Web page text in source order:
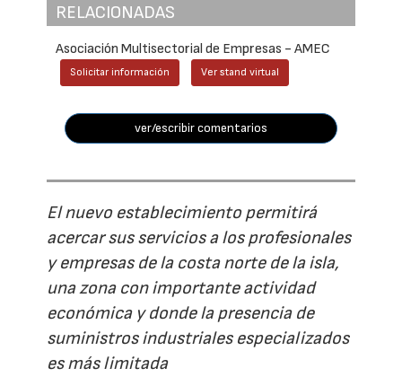
RELACIONADAS
Asociación Multisectorial de Empresas - AMEC
Solicitar información Ver stand virtual
ver/escribir comentarios
El nuevo establecimiento permitirá
acercar sus servicios a los profesionales
y empresas de la costa norte de la isla,
una zona con importante actividad
económica y donde la presencia de
suministros industriales especializados
es más limitada